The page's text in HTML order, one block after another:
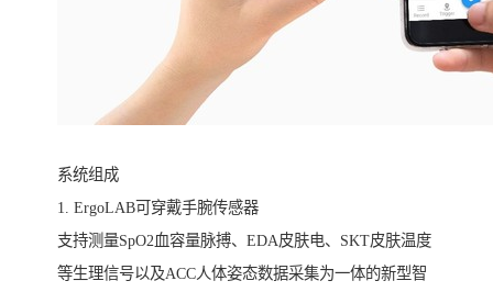
系统组成
1. ErgoLAB可穿戴手腕传感器
支持测量SpO2血容量脉搏、EDA皮肤电、SKT皮肤温度
等生理信号以及ACC人体姿态数据采集为一体的新型智